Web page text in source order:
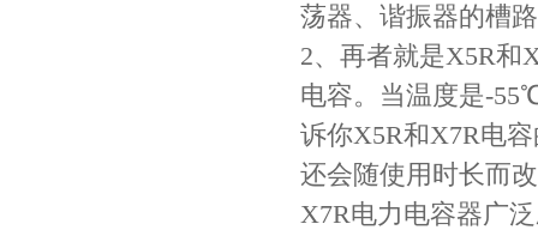
荡器、谐振器的槽
2、再者就是X5R和
电容。当温度是-
诉你X5R和X7R电
还会随使用时长而
X7R电力电容器广